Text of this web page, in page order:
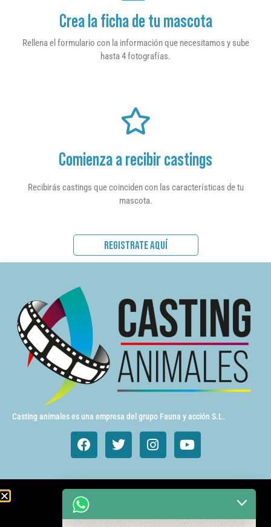
Crea la ficha de tu mascota
Rellena el formulario con la información que necesitamos y sube
hasta 4 fotografías.
Comienza a recibir castings
Recibirás castings que coinciden con las características de tu
mascota.
REGISTRATE AQUÍ
Casting animales es una empresa del grupo Fauna y acción S.L.
Animales de cine y TV